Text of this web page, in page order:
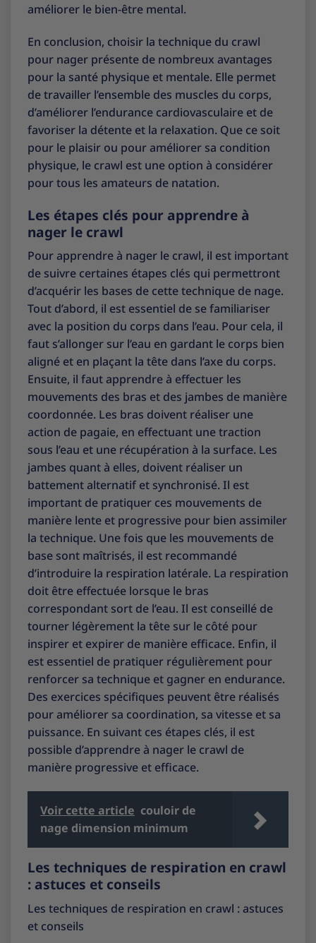
améliorer le bien-être mental.
En conclusion, choisir la technique du crawl
pour nager présente de nombreux avantages
pour la santé physique et mentale. Elle permet
de travailler l’ensemble des muscles du corps,
d’améliorer l’endurance cardiovasculaire et de
favoriser la détente et la relaxation. Que ce soit
pour le plaisir ou pour améliorer sa condition
physique, le crawl est une option à considérer
pour tous les amateurs de natation.
Les étapes clés pour apprendre à
nager le crawl
Pour apprendre à nager le crawl, il est important
de suivre certaines étapes clés qui permettront
d’acquérir les bases de cette technique de nage.
Tout d’abord, il est essentiel de se familiariser
avec la position du corps dans l’eau. Pour cela, il
faut s’allonger sur l’eau en gardant le corps bien
aligné et en plaçant la tête dans l’axe du corps.
Ensuite, il faut apprendre à effectuer les
mouvements des bras et des jambes de manière
coordonnée. Les bras doivent réaliser une
action de pagaie, en effectuant une traction
sous l’eau et une récupération à la surface. Les
jambes quant à elles, doivent réaliser un
battement alternatif et synchronisé. Il est
important de pratiquer ces mouvements de
manière lente et progressive pour bien assimiler
la technique. Une fois que les mouvements de
base sont maîtrisés, il est recommandé
d’introduire la respiration latérale. La respiration
doit être effectuée lorsque le bras
correspondant sort de l’eau. Il est conseillé de
tourner légèrement la tête sur le côté pour
inspirer et expirer de manière efficace. Enfin, il
est essentiel de pratiquer régulièrement pour
renforcer sa technique et gagner en endurance.
Des exercices spécifiques peuvent être réalisés
pour améliorer sa coordination, sa vitesse et sa
puissance. En suivant ces étapes clés, il est
possible d’apprendre à nager le crawl de
manière progressive et efficace.
Voir cette article couloir de
nage dimension minimum
Les techniques de respiration en crawl
: astuces et conseils
Les techniques de respiration en crawl : astuces
et conseils